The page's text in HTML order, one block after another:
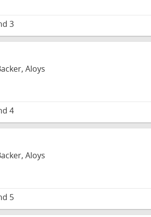
3
Aloys
4
Aloys
5